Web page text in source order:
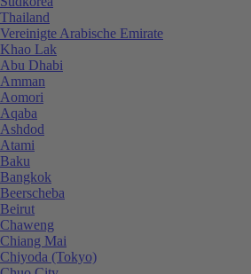
Thailand
Vereinigte Arabische Emirate
Khao Lak
Abu Dhabi
Amman
Aomori
Aqaba
Ashdod
Atami
Baku
Bangkok
Beerscheba
Beirut
Chaweng
Chiang Mai
Chiyoda (Tokyo)